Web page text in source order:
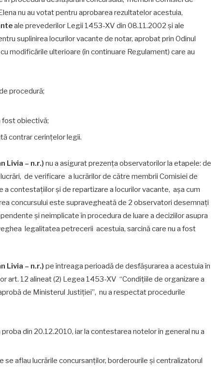
nu au votat pentru aprobarea rezultatelor acestuia,
ale prevederilor Legii 1453-XV din 08.11.2002 şi ale
suplinirea locurilor vacante de notar, aprobat prin Odinul
modificările ulterioare (în continuare Regulament) care au
procedură;
fost obiectivă;
contrar cerințelor legii.
Livia – n.r.) nu a asigurat prezența observatorilor la etapele: de
de verificare a lucrărilor de către membrii Comisiei de
a contestațiilor și de repartizare a locurilor vacante, așa cum
concursului este supravegheată de 2 observatori desemnaţi
şi neimplicate în procedura de luare a deciziilor asupra
legalitatea petrecerii acestuia, sarcină care nu a fost
Livia – n.r.) pe întreaga perioadă de desfășurarea a acestuia în
art. 12 alineat (2) Legea 1453-XV “Condiţiile de organizare a
de Ministerul Justiţiei”, nu a respectat procedurile
din 20.12.2010, iar la contestarea notelor în general nu a
aflau lucrările concursanților, borderourile și centralizatorul